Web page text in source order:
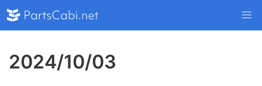
2024/10/03